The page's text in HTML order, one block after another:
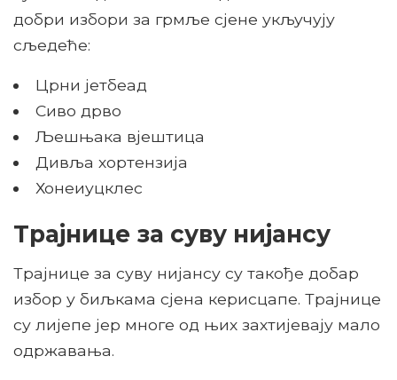
добри избори за грмље сјене укључују
сљедеће:
Црни јетбеад
Сиво дрво
Љешњака вјештица
Дивља хортензија
Хонеиуцклес
Трајнице за суву нијансу
Трајнице за суву нијансу су такође добар
избор у биљкама сјена керисцапе. Трајнице
су лијепе јер многе од њих захтијевају мало
одржавања.